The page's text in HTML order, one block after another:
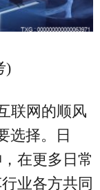
)
联网的顺风
选择。日
在更多日常
业各方共同